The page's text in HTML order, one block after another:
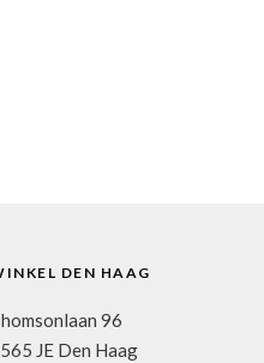
DEN HAAG
96
JE Den Haag